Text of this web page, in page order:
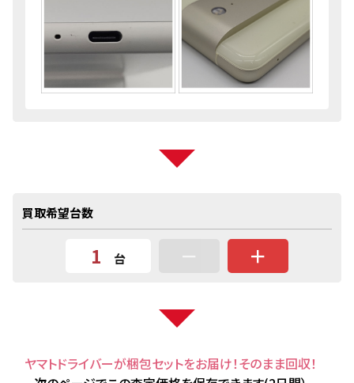
買取希望台数
台 － ＋
ヤマトドライバーが梱包セットをお届け！そのまま回収！